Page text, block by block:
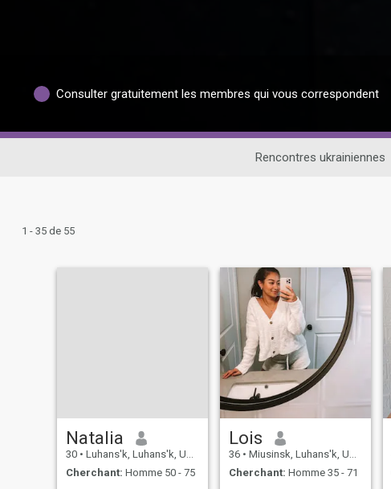
Consulter gratuitement les membres qui vous correspondent
Rencontres ukrainiennes
1 - 35 de 55
Natalia
30 • Luhans'k, Luhans'k, Ukraine
Cherchant: Homme 50 - 75
Lois
36 • Miusinsk, Luhans'k, Ukraine
Cherchant: Homme 35 - 71